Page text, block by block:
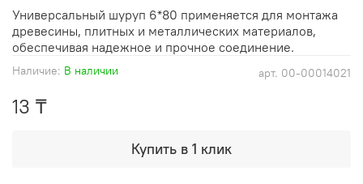
арт. 00-00014021
Наличие: В наличии
13 ₸
Купить в 1 клик
Универсальный шуруп 6*80 применяется для монтажа
древесины, плитных и металлических материалов,
обеспечивая надежное и прочное соединение.